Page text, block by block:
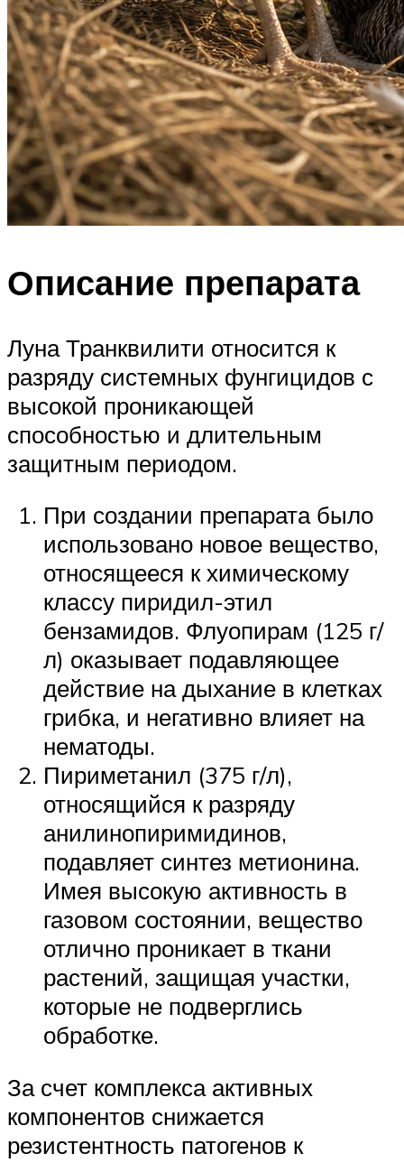
Описание препарата
Луна Транквилити относится к
разряду системных фунгицидов с
высокой проникающей
способностью и длительным
защитным периодом.
При создании препарата было
использовано новое вещество,
относящееся к химическому
классу пиридил-этил
бензамидов. Флуопирам (125 г/
л) оказывает подавляющее
действие на дыхание в клетках
грибка, и негативно влияет на
нематоды.
Пириметанил (375 г/л),
относящийся к разряду
анилинопиримидинов,
подавляет синтез метионина.
Имея высокую активность в
газовом состоянии, вещество
отлично проникает в ткани
растений, защищая участки,
которые не подверглись
обработке.
За счет комплекса активных
компонентов снижается
резистентность патогенов к